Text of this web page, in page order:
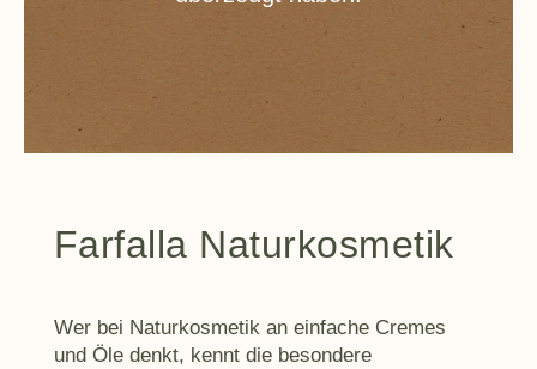
Farfalla Naturkosmetik
Wer bei Naturkosmetik an einfache Cremes
und Öle denkt, kennt die besondere